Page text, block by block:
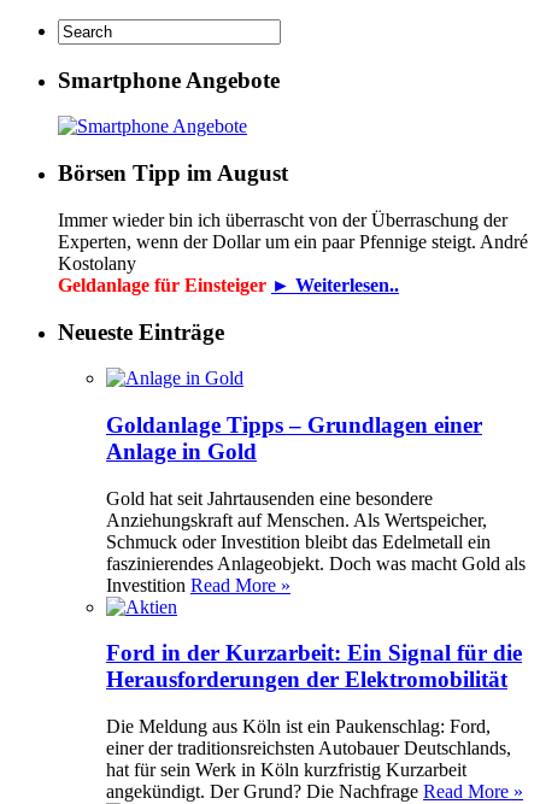
Smartphone Angebote
Börsen Tipp im August
Immer wieder bin ich überrascht von der Überraschung der
Experten, wenn der Dollar um ein paar Pfennige steigt. André
Kostolany
Geldanlage für Einsteiger ► Weiterlesen..
Neueste Einträge
Goldanlage Tipps – Grundlagen einer
Anlage in Gold
Gold hat seit Jahrtausenden eine besondere
Anziehungskraft auf Menschen. Als Wertspeicher,
Schmuck oder Investition bleibt das Edelmetall ein
faszinierendes Anlageobjekt. Doch was macht Gold als
Investition Read More »
Ford in der Kurzarbeit: Ein Signal für die
Herausforderungen der Elektromobilität
Die Meldung aus Köln ist ein Paukenschlag: Ford,
einer der traditionsreichsten Autobauer Deutschlands,
hat für sein Werk in Köln kurzfristig Kurzarbeit
angekündigt. Der Grund? Die Nachfrage Read More »